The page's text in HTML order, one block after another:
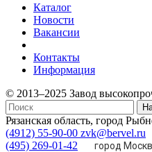
Каталог
Новости
Вакансии
Контакты
Информация
© 2013–2025 Завод
Рязанская область, город
(4912) 55-90-00 zvk@bervel.ru
(495) 269-01-42
город